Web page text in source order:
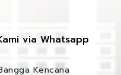
via Whatsapp
Kencana